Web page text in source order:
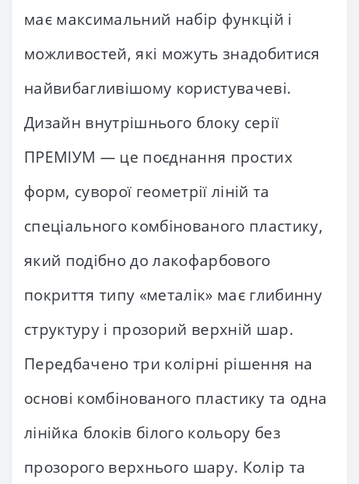
має максимальний набір функцій і
можливостей, які можуть знадобитися
найвибагливішому користувачеві.
Дизайн внутрішнього блоку серії
ПРЕМІУМ — це поєднання простих
форм, суворої геометрії ліній та
спеціального комбінованого пластику,
який подібно до лакофарбового
покриття типу «металік» має глибинну
структуру і прозорий верхній шар.
Передбачено три колірні рішення на
основі комбінованого пластику та одна
лінійка блоків білого кольору без
прозорого верхнього шару. Колір та